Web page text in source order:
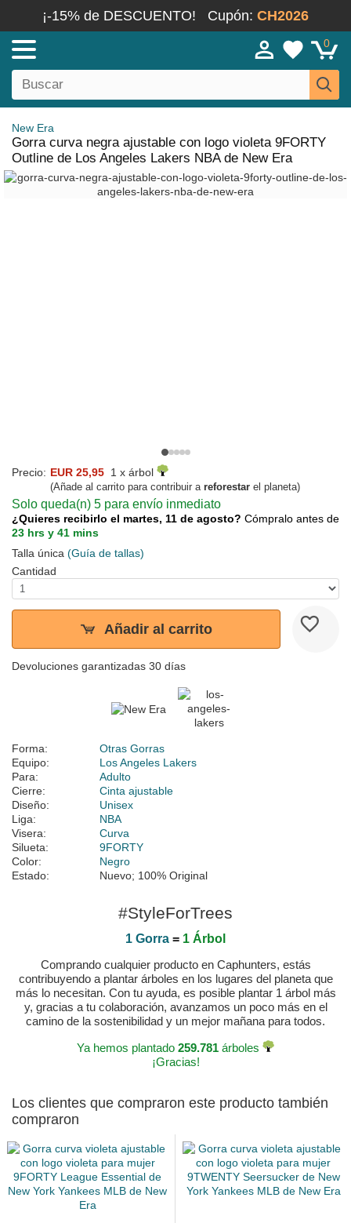
¡-15% de DESCUENTO! Cupón: CH2026
0
New Era
Gorra curva negra ajustable con logo violeta 9FORTY
Outline de Los Angeles Lakers NBA de New Era
Precio: EUR 25,95 1 x árbol
(Añade al carrito para contribuir a reforestar el planeta)
Solo queda(n) 5 para envío inmediato
¿Quieres recibirlo el martes, 11 de agosto? Cómpralo antes de
23 hrs y 41 mins
Talla única (Guía de tallas)
Cantidad
Añadir al carrito
Devoluciones garantizadas 30 días
Forma:
Otras Gorras
Equipo:
Los Angeles Lakers
Para:
Adulto
Cierre:
Cinta ajustable
Diseño:
Unisex
Liga:
NBA
Visera:
Curva
Silueta:
9FORTY
Color:
Negro
Estado:
Nuevo; 100% Original
#StyleForTrees
1 Gorra = 1 Árbol
Comprando cualquier producto en Caphunters, estás
contribuyendo a plantar árboles en los lugares del planeta que
más lo necesitan. Con tu ayuda, es posible plantar 1 árbol más
y, gracias a tu colaboración, avanzamos un poco más en el
camino de la sostenibilidad y un mejor mañana para todos.
Ya hemos plantado 259.781 árboles
¡Gracias!
Los clientes que compraron este producto también
compraron